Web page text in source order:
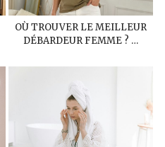
OÙ TROUVER LE MEILLEUR
DÉBARDEUR FEMME ? …